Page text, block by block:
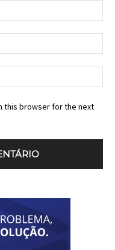
this browser for the next